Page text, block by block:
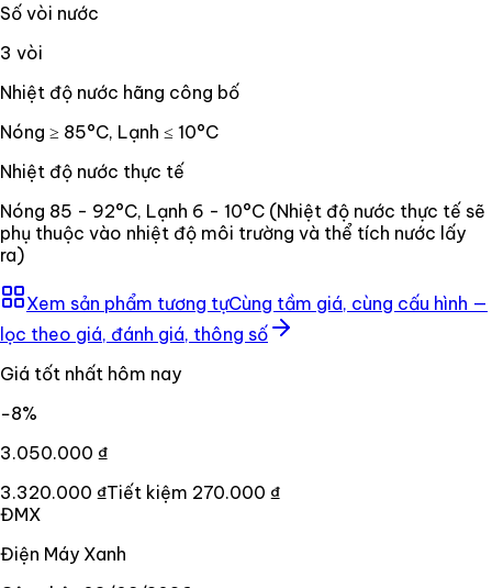
Số vòi nước
3 vòi
Nhiệt độ nước hãng công bố
Nóng ≥ 85°C, Lạnh ≤ 10°C
Nhiệt độ nước thực tế
Nóng 85 - 92°C, Lạnh 6 - 10°C (Nhiệt độ nước thực tế sẽ
phụ thuộc vào nhiệt độ môi trường và thể tích nước lấy
ra)
Xem sản phẩm tương tựCùng tầm giá, cùng cấu hình —
lọc theo giá, đánh giá, thông số
Giá tốt nhất hôm nay
−8%
3.050.000 ₫
3.320.000 ₫Tiết kiệm 270.000 ₫
ĐMX
Điện Máy Xanh